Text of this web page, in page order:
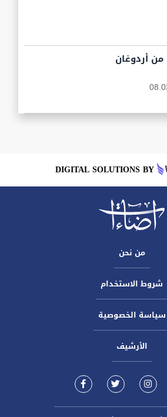
من أردوغان
DIGITAL SOLUTIONS BY
من نحن
شروط الاستخدام
سياسة الخصوصية
الأرشيف